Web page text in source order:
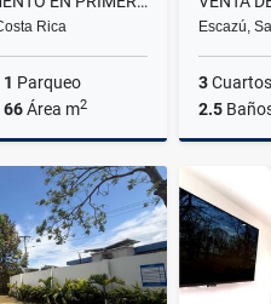
Rica
1 Parqueo
66Área m2
Venta
US$175,000
Escazú,
3Cuartos
2.5